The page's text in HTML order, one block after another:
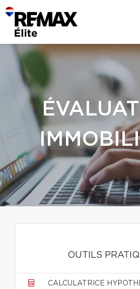
OUTILS
CALCULATRICE